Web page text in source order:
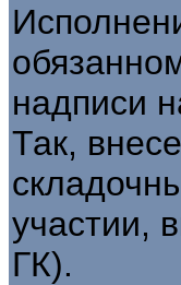
надписи
Так,
участии,
ГК).